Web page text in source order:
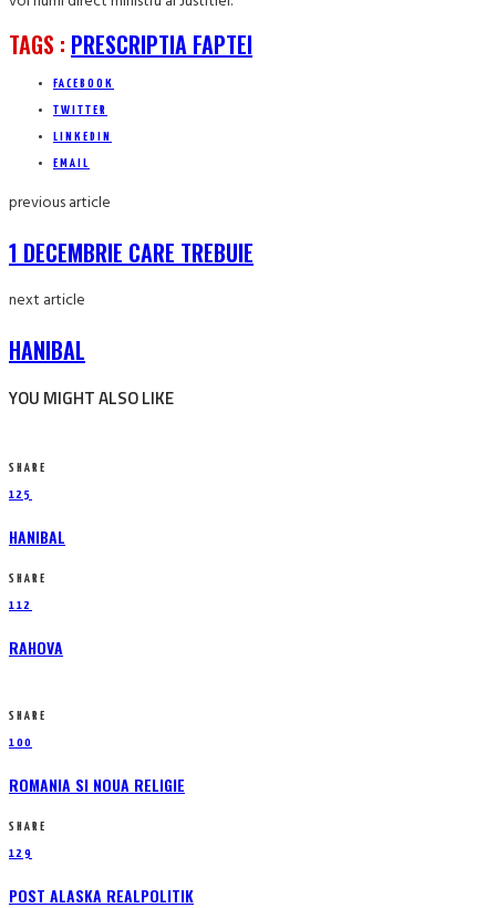
TAGS : PRESCRIPTIA FAPTEI
FACEBOOK
TWITTER
LINKEDIN
EMAIL
previous article
1 DECEMBRIE CARE TREBUIE
next article
HANIBAL
YOU MIGHT ALSO LIKE
SHARE
125
HANIBAL
SHARE
112
RAHOVA
SHARE
100
ROMANIA SI NOUA RELIGIE
SHARE
129
POST ALASKA REALPOLITIK